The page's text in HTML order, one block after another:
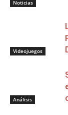
Noticias
Videojuegos
Análisis